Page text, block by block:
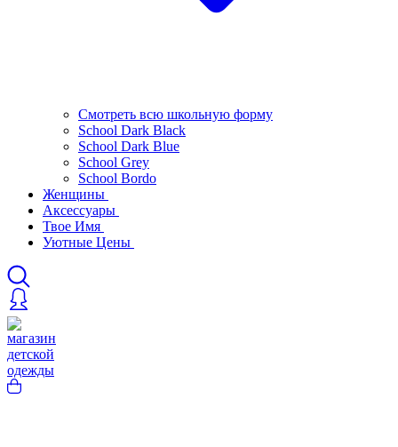
Смотреть всю школьную форму
School Dark Black
School Dark Blue
School Grey
School Bordo
Женщины
Аксессуары
Твое Имя
Уютные Цены